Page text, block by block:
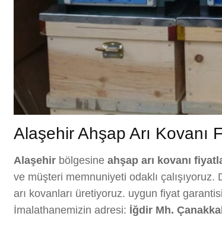
Alaşehir Ahşap Arı Kovanı
Alaşehir bölgesine ahşap arı kovanı
ve müşteri memnuniyeti odaklı
arı kovanları üretiyoruz. uygun fiyat
İmalathanemizin adresi: İğdir Mh.